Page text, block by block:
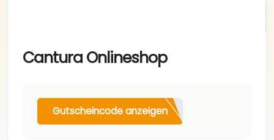
Cantura Onlineshop
Gutscheincode anzeigen